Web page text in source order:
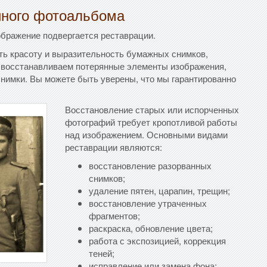
фотоальбома
подвергается реставрации.
красоту и выразительность бумажных снимков,
потерянные элементы изображения,
Вы можете быть уверены, что мы гарантированно
Восстановление старых или испорченных
фотографий требует кропотливой работы
над изображением. Основными видами
реставрации являются:
восстановление разорванных
снимков;
удаление пятен, царапин, трещин;
восстановление утраченных
фрагментов;
раскраска, обновление цвета;
работа с экспозицией, коррекция
теней;